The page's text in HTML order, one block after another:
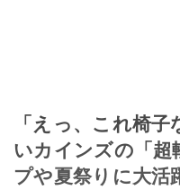
「えっ、これ椅
いカインズの「超
プや夏祭りに大活